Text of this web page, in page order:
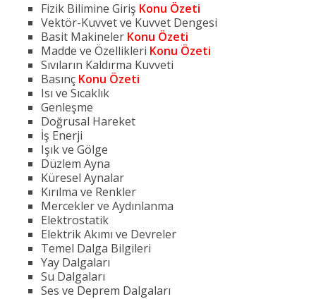
Fizik Bilimine Giriş Konu Özeti
Vektör-Kuvvet ve Kuvvet Dengesi
Basit Makineler Konu Özeti
Madde ve Özellikleri Konu Özeti
Sıvıların Kaldırma Kuvveti
Basınç Konu Özeti
Isı ve Sıcaklık
Genleşme
Doğrusal Hareket
İş Enerji
Işık ve Gölge
Düzlem Ayna
Küresel Aynalar
Kırılma ve Renkler
Mercekler ve Aydınlanma
Elektrostatik
Elektrik Akımı ve Devreler
Temel Dalga Bilgileri
Yay Dalgaları
Su Dalgaları
Ses ve Deprem Dalgaları